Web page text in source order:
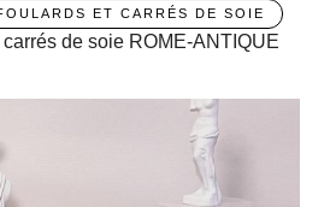
ET CARRÉS DE SOIE
de soie ROME-ANTIQUE